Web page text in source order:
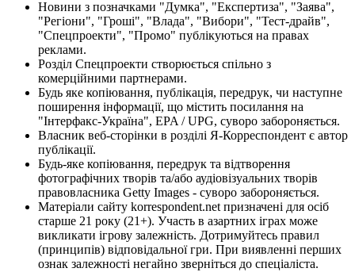
Новини з позначками "Думка", "Експертиза", "Заява",
"Регіони", "Гроші", "Влада", "Вибори", "Тест-драйв",
"Спецпроекти", "Промо" публікуються на правах
реклами.
Розділ Спецпроекти створюється спільно з
комерційними партнерами.
Будь яке копіювання, публікація, передрук, чи наступне
поширення інформації, що містить посилання на
"Інтерфакс-Україна", EPA / UPG, суворо забороняється.
Власник веб-сторінки в розділі Я-Корреспондент є автор
публікації.
Будь-яке копіювання, передрук та відтворення
фотографічних творів та/або аудіовізуальних творів
правовласника Getty Images - суворо забороняється.
Матеріали сайту korrespondent.net призначені для осіб
старше 21 року (21+). Участь в азартних іграх може
викликати ігрову залежність. Дотримуйтесь правил
(принципів) відповідальної гри. При виявленні перших
ознак залежності негайно зверніться до спеціаліста.